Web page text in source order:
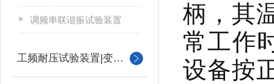
调频串联谐振试验装置
工频耐压试验装置|变压器
柄，其
常工作
设备按